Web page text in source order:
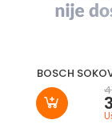
BOSCH